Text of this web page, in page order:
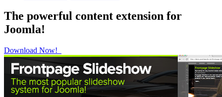
The powerful content extension for
Joomla!
Download Now!